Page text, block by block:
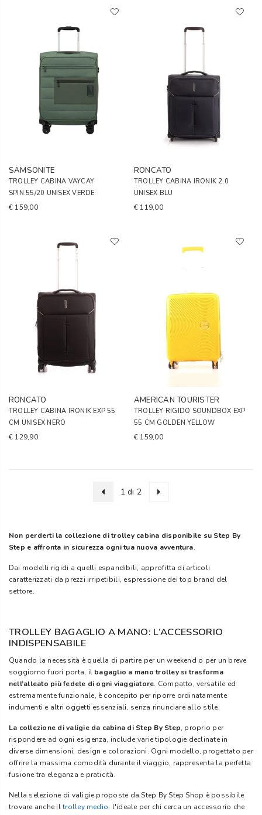
SAMSONITE
TROLLEY CABINA VAYCAY
SPIN.55/20 UNISEX VERDE
€ 159,00
RONCATO
TROLLEY CABINA IRONIK 2.0
UNISEX BLU
€ 119,00
RONCATO
TROLLEY CABINA IRONIK EXP 55
CM UNISEX NERO
€ 129,90
AMERICAN TOURISTER
TROLLEY RIGIDO SOUNDBOX EXP
55 CM GOLDEN YELLOW
€ 159,00
1 di 2
Non perderti la collezione di trolley cabina disponibile su Step By
Step e affronta in sicurezza ogni tua nuova avventura.
Dai modelli rigidi a quelli espandibili, approfitta di articoli
caratterizzati da prezzi irripetibili, espressione dei top brand del
settore.
TROLLEY BAGAGLIO A MANO: L’ACCESSORIO
INDISPENSABILE
Quando la necessità è quella di partire per un weekend o per un breve
soggiorno fuori porta, il bagaglio a mano trolley si trasforma
nell’alleato più fedele di ogni viaggiatore. Compatto, versatile ed
estremamente funzionale, è concepito per riporre ordinatamente
indumenti e altri oggetti essenziali, senza rinunciare allo stile.
La collezione di valigie da cabina di Step By Step, proprio per
rispondere ad ogni esigenza, include varie tipologie declinate in
diverse dimensioni, design e colorazioni. Ogni modello, progettato per
offrire la massima comodità durante il viaggio, rappresenta la perfetta
fusione tra eleganza e praticità.
Nella selezione di valigie proposte da Step By Step Shop è possibile
trovare anche iltrolley medio: l'ideale per chi cerca un accessorio che